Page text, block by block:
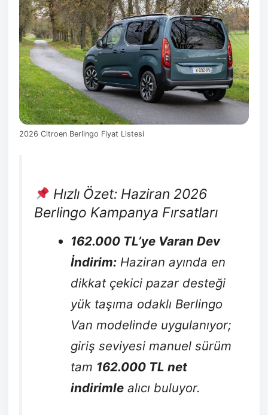
2026 Citroen Berlingo Fiyat Listesi
Hızlı Özet: Haziran 2026
Berlingo Kampanya Fırsatları
162.000 TL’ye Varan Dev
İndirim: Haziran ayında en
dikkat çekici pazar desteği
yük taşıma odaklı Berlingo
Van modelinde uygulanıyor;
giriş seviyesi manuel sürüm
tam 162.000 TL net
indirimle alıcı buluyor.